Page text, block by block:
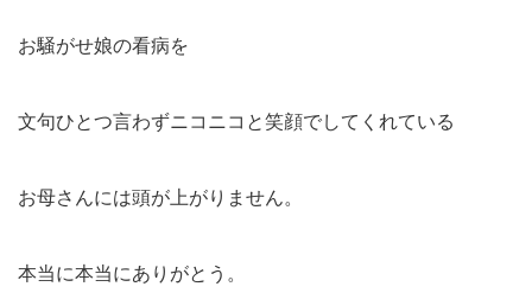
お騒がせ娘の看病を
文句ひとつ言わずニコニコと笑顔でしてくれている
お母さんには頭が上がりません。
本当に本当にありがとう。